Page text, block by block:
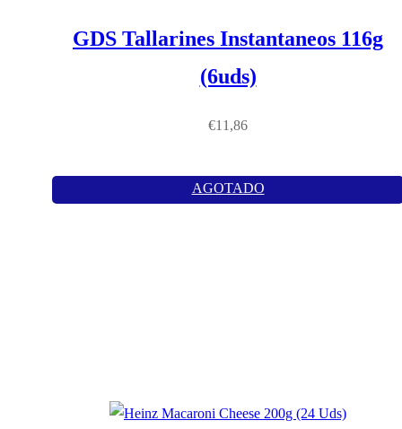
GDS Tallarines Instantaneos 116g
(6uds)
€11,86
AGOTADO